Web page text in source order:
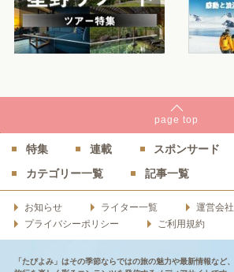
page top
特集 連載
スポンサード
カテゴリー一覧
記事一覧
お知らせ ライター一覧
運営会社
プライバシーポリシー
ご利用規約
「たびよみ」はその季節ならではの旅の魅力や最新情報など、